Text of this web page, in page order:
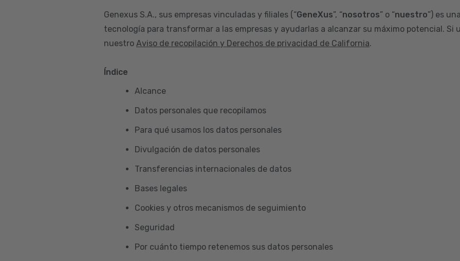
Genexus S.A., sus empresas vinculadas y filiales (“GeneXus”, “nosotros” o “nuestro”) es
tecnología para transformar a las empresas y ayudarlas a alcanzar su máximo potencial.
nuestro Aviso de recopilación y Derechos de privacidad de California.
Índice
Alcance
Datos personales que recopilamos
Para qué usamos los datos personales
Divulgación de datos personales
Transferencias internacionales de datos
Bases legales
Cookies y otros mecanismos de seguimiento
Seguridad
Por cuánto tiempo retenemos sus datos personales